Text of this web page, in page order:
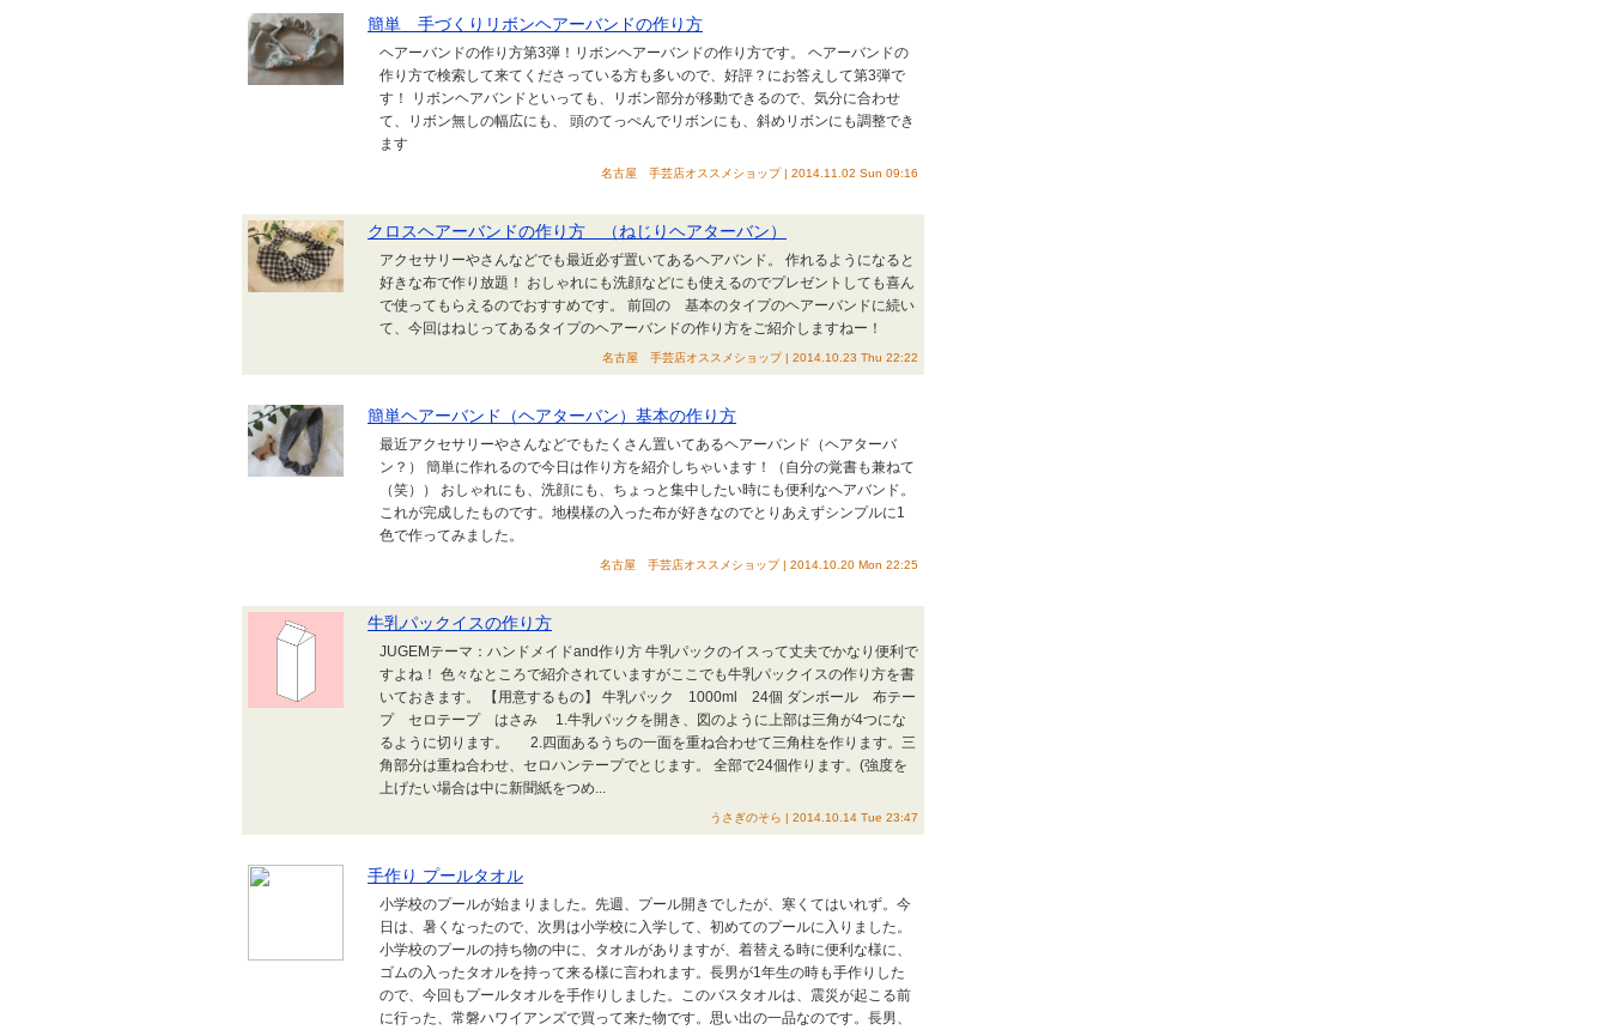
簡単 手づくりリボンヘアーバンドの作り方
ヘアーバンドの作り方第3弾！リボンヘアーバンドの作り方です。 ヘアーバンドの
作り方で検索して来てくださっている方も多いので、好評？にお答えして第3弾で
す！ リボンヘアバンドといっても、リボン部分が移動できるので、気分に合わせ
て、リボン無しの幅広にも、 頭のてっぺんでリボンにも、斜めリボンにも調整でき
ます
名古屋 手芸店オススメショップ | 2014.11.02 Sun 09:16
クロスヘアーバンドの作り方 （ねじりヘアターバン）
アクセサリーやさんなどでも最近必ず置いてあるヘアバンド。 作れるようになると
好きな布で作り放題！ おしゃれにも洗顔などにも使えるのでプレゼントしても喜ん
で使ってもらえるのでおすすめです。 前回の 基本のタイプのヘアーバンドに続い
て、今回はねじってあるタイプのヘアーバンドの作り方をご紹介しますねー！
名古屋 手芸店オススメショップ | 2014.10.23 Thu 22:22
簡単ヘアーバンド（ヘアターバン）基本の作り方
最近アクセサリーやさんなどでもたくさん置いてあるヘアーバンド（ヘアターバ
ン？） 簡単に作れるので今日は作り方を紹介しちゃいます！（自分の覚書も兼ねて
（笑）） おしゃれにも、洗顔にも、ちょっと集中したい時にも便利なヘアバンド。
これが完成したものです。地模様の入った布が好きなのでとりあえずシンプルに1
色で作ってみました。
名古屋 手芸店オススメショップ | 2014.10.20 Mon 22:25
牛乳パックイスの作り方
JUGEMテーマ：ハンドメイドand作り方 牛乳パックのイスって丈夫でかなり便利で
すよね！ 色々なところで紹介されていますがここでも牛乳パックイスの作り方を書
いておきます。 【用意するもの】 牛乳パック 1000ml 24個 ダンボール 布テー
プ セロテープ はさみ 1.牛乳パックを開き、図のように上部は三角が4つにな
るように切ります。 2.四面あるうちの一面を重ね合わせて三角柱を作ります。三
角部分は重ね合わせ、セロハンテープでとじます。 全部で24個作ります。(強度を
上げたい場合は中に新聞紙をつめ...
うさぎのそら | 2014.10.14 Tue 23:47
手作り プールタオル
小学校のプールが始まりました。先週、プール開きでしたが、寒くてはいれず。今
日は、暑くなったので、次男は小学校に入学して、初めてのプールに入りました。
小学校のプールの持ち物の中に、タオルがありますが、着替える時に便利な様に、
ゴムの入ったタオルを持って来る様に言われます。長男が1年生の時も手作りした
ので、今回もプールタオルを手作りしました。このバスタオルは、震災が起こる前
に行った、常磐ハワイアンズで買って来た物です。思い出の一品なのです。長男、